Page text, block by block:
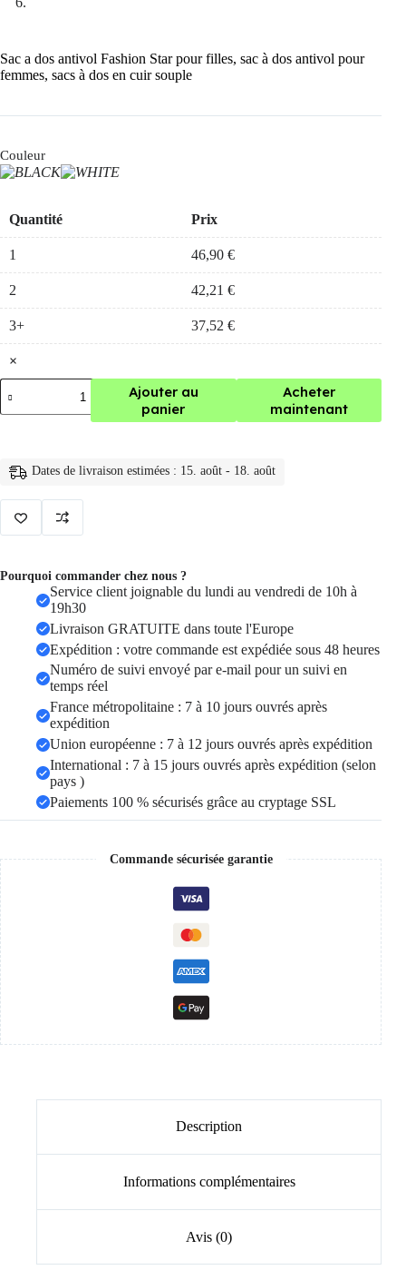
Sac a dos antivol Fashion Star pour filles, sac à dos antivol pour
femmes, sacs à dos en cuir souple
Couleur
Quantité Prix
1 46,90 €
2 42,21 €
3+ 37,52 €
×
quantité
de
Sac
Fashion
filles,
sac
dos
antivol
Ajouter au
panier
Acheter
maintenant
Dates de livraison estimées : 15. août - 18. août
Pourquoi commander chez nous ?
Service client joignable du lundi au vendredi de 10h à
19h30
Livraison GRATUITE dans toute l'Europe
Expédition : votre commande est expédiée sous 48 heures
Numéro de suivi envoyé par e-mail pour un suivi en
temps réel
France métropolitaine : 7 à 10 jours ouvrés après
expédition
Union européenne : 7 à 12 jours ouvrés après expédition
International : 7 à 15 jours ouvrés après expédition (selon
pays )
Paiements 100 % sécurisés grâce au cryptage SSL
Commande sécurisée garantie
Description
Informations complémentaires
Avis (0)